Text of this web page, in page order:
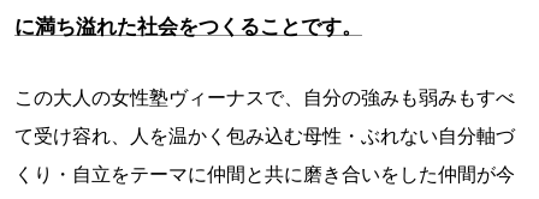
に満ち溢れた社会をつくることです。
この大人の女性塾ヴィーナスで、自分の強みも弱みもすべ
て受け容れ、人を温かく包み込む母性・ぶれない自分軸づ
くり・自立をテーマに仲間と共に磨き合いをした仲間が今